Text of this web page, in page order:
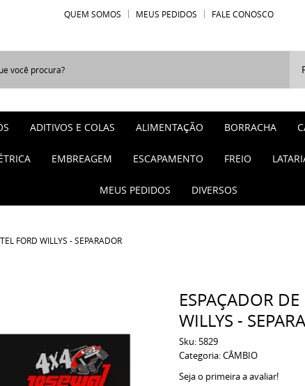
QUEM SOMOS MEUS PEDIDOS FALE CONOSCO
ADITIVOS E COLAS ALIMENTAÇÃO BORRACHA
EMBREAGEM ESCAPAMENTO FREIO
MEUS PEDIDOS DIVERSOS
FORD WILLYS - SEPARADOR
ESPAÇADOR
WILLYS -
Sku: 5829
Categoria:CÂMBIO
Seja o primeira a avaliar!